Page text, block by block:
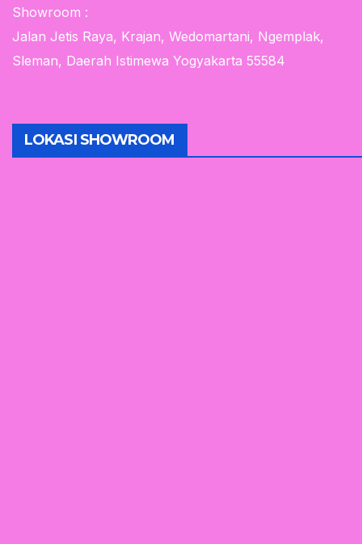
Showroom :
Jalan Jetis Raya, Krajan, Wedomartani, Ngemplak,
Sleman, Daerah Istimewa Yogyakarta 55584
LOKASI SHOWROOM